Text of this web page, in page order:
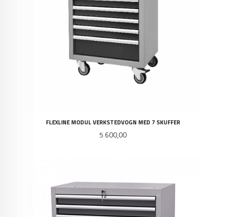
FLEXLINE MODUL VERKSTEDVOGN MED 7 SKUFFER
Pris
5 600,00